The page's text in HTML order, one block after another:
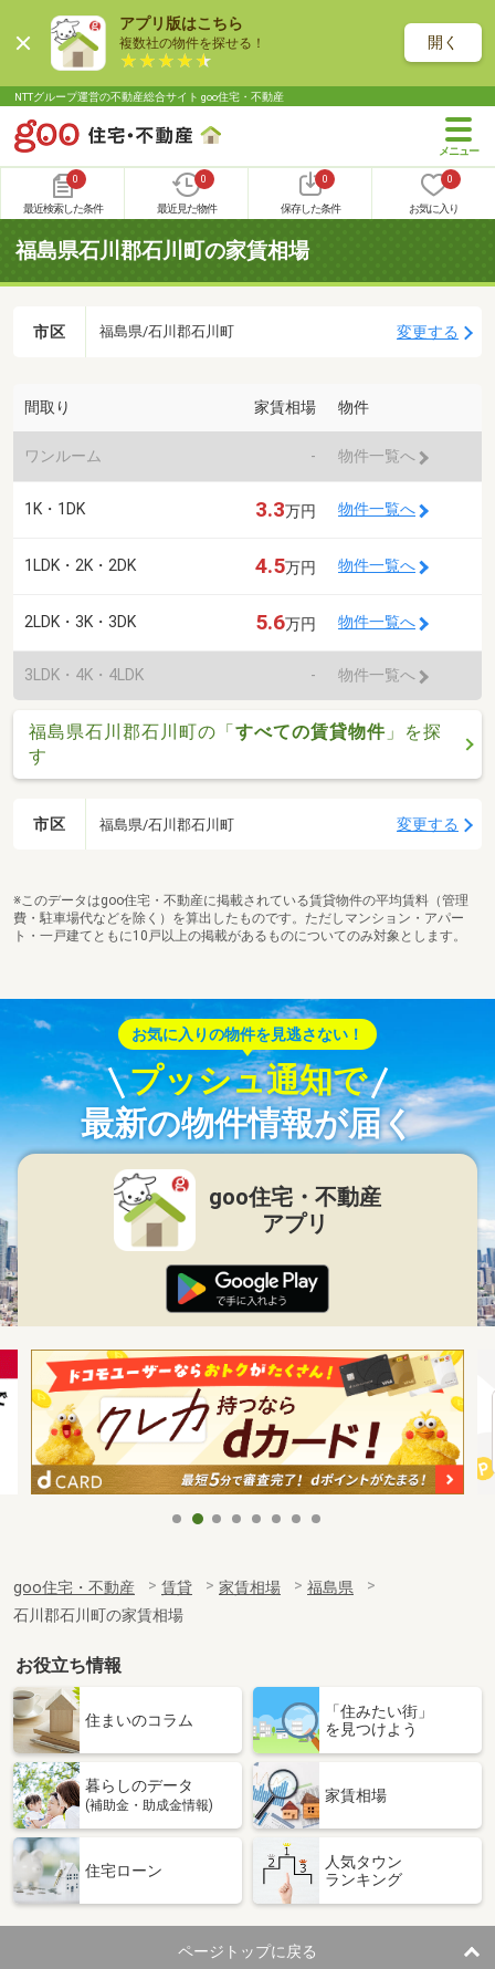
アプリ版はこちら
複数社の物件を探せる！ 開く
NTTグループ運営の不動産総合サイト goo住宅・不動産
0
最近検索した条件
0
最近見た物件
0
保存した条件
0
お気に入り
福島県石川郡石川町の家賃相場
市区 福島県/石川郡石川町 変更する
間取り 家賃相場 物件
ワンルーム - 物件一覧へ
1K・1DK 3.3万円 物件一覧へ
1LDK・2K・2DK 4.5万円 物件一覧へ
2LDK・3K・3DK 5.6万円 物件一覧へ
3LDK・4K・4LDK - 物件一覧へ
福島県石川郡石川町の「すべての賃貸物件 」を探
す
市区 福島県/石川郡石川町 変更する
※このデータはgoo住宅・不動産に掲載されている賃貸物件の平均賃料（管理
費・駐車場代などを除く）を算出したものです。ただしマンション・アパー
ト・一戸建てともに10戸以上の掲載があるものについてのみ対象とします。
お気に入りの物件を見逃さない！
プッシュ通知で
最新の物件情報が届く
goo住宅・不動産
アプリ
goo住宅・不動産 賃貸 家賃相場
福島県
石川郡石川町の家賃相場
お役立ち情報
住まいのコラム
「住みたい街」
を見つけよう
暮らしのデータ
(補助金・助成金情報)
家賃相場
住宅ローン
人気タウン
ランキング
ページトップに戻る